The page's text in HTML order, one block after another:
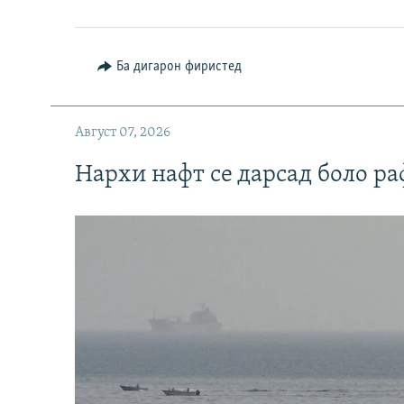
Ба дигарон фиристед
Август 07, 2026
Нархи нафт се дарсад боло